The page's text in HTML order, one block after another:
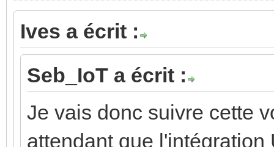
Ives a écrit :
Seb_IoT a écrit :
Je vais donc suivre cette
attendant que